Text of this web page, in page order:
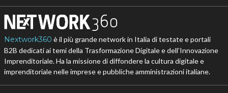
Nextwork360 è il più grande network in Italia di testate e portali
B2B dedicati ai temi della Trasformazione Digitale e dell’Innovazione
Imprenditoriale. Ha la missione di diffondere la cultura digitale e
imprenditoriale nelle imprese e pubbliche amministrazioni italiane.